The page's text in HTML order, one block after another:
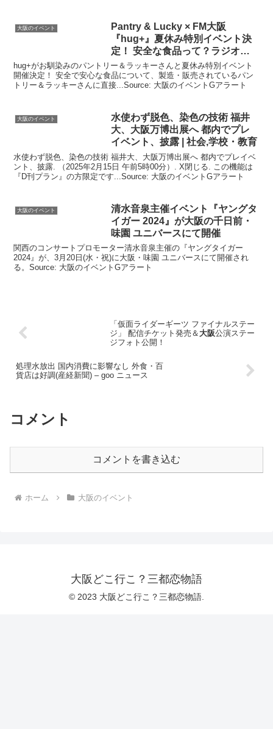
大阪のイベント Pantry & Lucky × FM大阪
『hug+』夏休み特別 イベント決
定！ 安全な食品って？ラジオっ
て？親子 …
hug+がお馴染みのパントリー＆ラッキーさんと夏休み特別イベント
開催決定！ 安全で安心な食品について、製造・販売されているパン
トリー＆ラッキーさんに直接...Source: 大阪のイベントGアラート
大阪のイベント
水使わず脱色、染色の技術 福井
大、 大阪万博出展へ 都内でプレ
イベント 、披露 | 社会,学校・教育
水使わず脱色、染色の技術 福井大、大阪万博出展へ 都内でプレイベ
ント、披露. （2025年2月15日 午前5時00分）. X閉じる. この機能は
『D刊プラン』の方限定です...Source: 大阪のイベントGアラート
大阪のイベント 清水音泉主催イベント
『ヤングタ
イガー 2024』が大阪の千日前・
味園 ユニバースにて開催
関西のコンサートプロモーター清水音泉主催の『ヤングタイガー
2024』が、3月20日(水・祝)に大阪・味園 ユニバースにて開催され
る。Source: 大阪のイベントGアラート
「仮面ライダーギーツ ファイナルステー
ジ」 配信チケット発売＆大阪公演ステー
ジフォト公開！
処理水放出 国内消費に影響なし 外食・百
貨店は好調(産経新聞) – goo ニュース
コメント
コメントを書き込む
ホーム 大阪のイベント
大阪どこ行こ？三都恋物語
© 2023 大阪どこ行こ？三都恋物語.